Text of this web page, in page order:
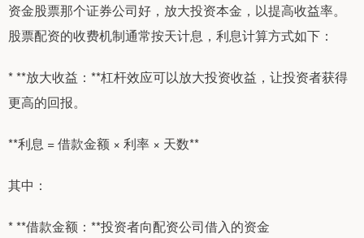
资金股票那个证券公司好，放大投资本金，以提高收益率。
股票配资的收费机制通常按天计息，利息计算方式如下：
* **放大收益：**杠杆效应可以放大投资收益，让投资者获得
更高的回报。
**利息 = 借款金额 × 利率 × 天数**
其中：
* **借款金额：**投资者向配资公司借入的资金